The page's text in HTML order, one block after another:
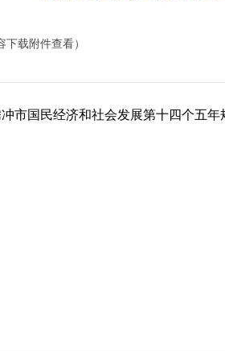
下载附件查看）
冲市国民经济和社会发展第十四个五